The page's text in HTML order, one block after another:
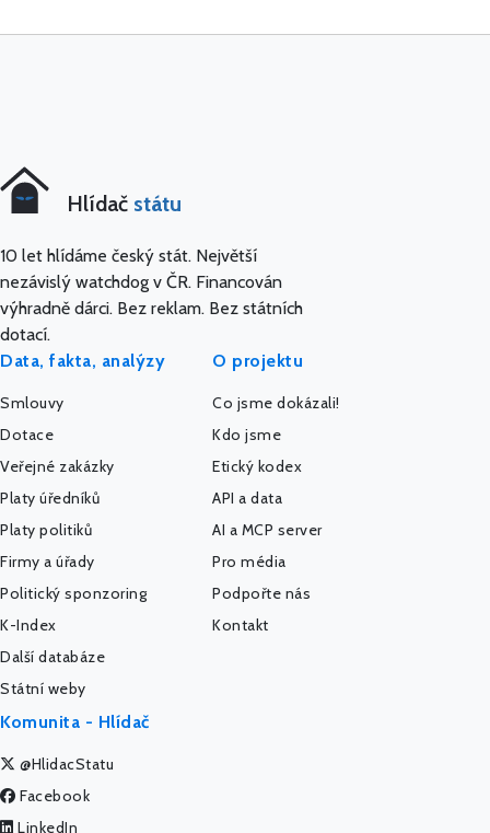
Hlídač státu
10 let hlídáme český stát. Největší
nezávislý watchdog v ČR. Financován
výhradně dárci. Bez reklam. Bez státních
dotací.
Data, fakta, analýzy
Smlouvy
Dotace
Veřejné zakázky
Platy úředníků
Platy politiků
Firmy a úřady
Politický sponzoring
K-Index
Další databáze
Státní weby
O projektu
Co jsme dokázali!
Kdo jsme
Etický kodex
API a data
AI a MCP server
Pro média
Podpořte nás
Kontakt
Komunita - Hlídač
@HlidacStatu
Facebook
LinkedIn